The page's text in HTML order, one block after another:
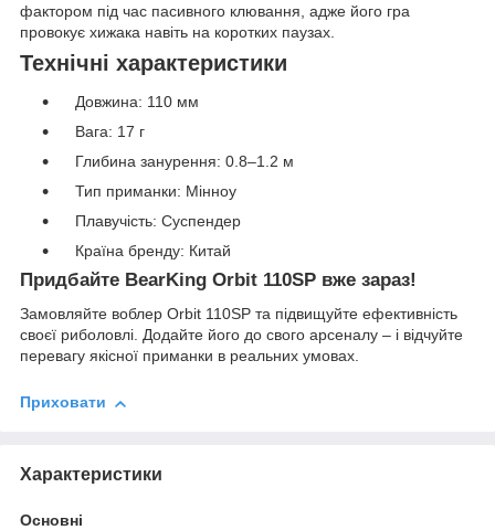
фактором під час пасивного клювання, адже його гра
провокує хижака навіть на коротких паузах.
Технічні характеристики
Довжина: 110 мм
Вага: 17 г
Глибина занурення: 0.8–1.2 м
Тип приманки: Мінноу
Плавучість: Суспендер
Країна бренду: Китай
Придбайте BearKing Orbit 110SP вже зараз!
Замовляйте воблер Orbit 110SP та підвищуйте ефективність
своєї риболовлі. Додайте його до свого арсеналу – і відчуйте
перевагу якісної приманки в реальних умовах.
Приховати
Характеристики
Основні